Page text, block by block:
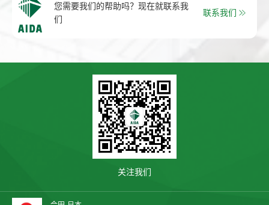
您需要我们的帮助吗？现在就联系我
们
联系我们
关注我们